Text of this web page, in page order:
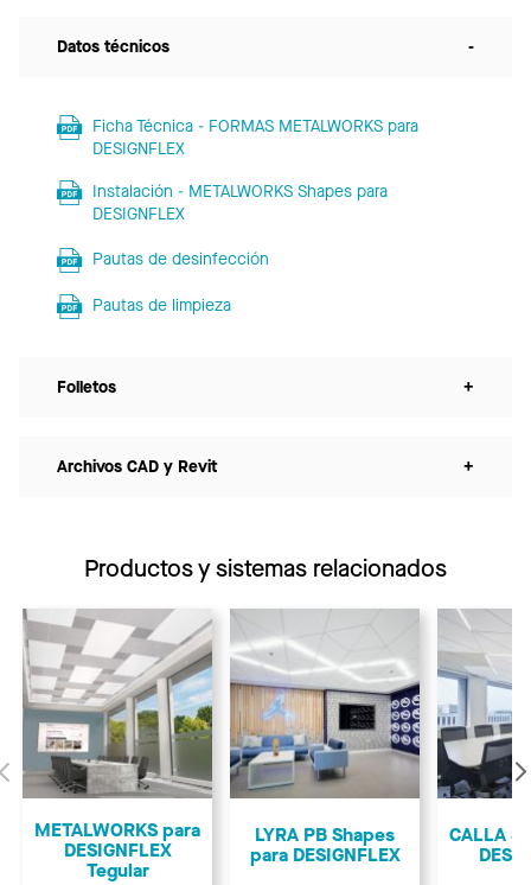
Datos técnicos -
Ficha Técnica - FORMAS METALWORKS para
DESIGNFLEX
Instalación - METALWORKS Shapes para
DESIGNFLEX
Pautas de desinfección
Pautas de limpieza
Folletos +
Archivos CAD y Revit +
Productos y sistemas relacionados
Anterior
METALWORKS para
DESIGNFLEX
Tegular
LYRA PB Shapes
para DESIGNFLEX
CALLA